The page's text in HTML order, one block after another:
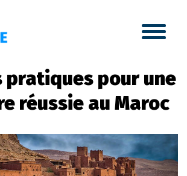
pratiques pour une
réussie au Maroc